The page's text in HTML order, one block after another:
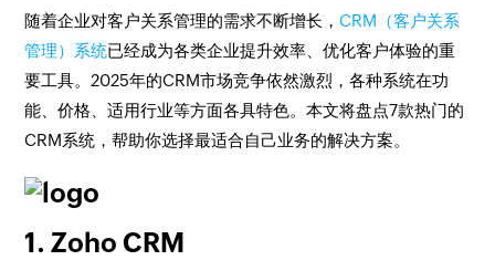
随着企业对客户关系管理的需求不断增长，CRM（客户关系
管理）系统已经成为各类企业提升效率、优化客户体验的重
要工具。2025年的CRM市场竞争依然激烈，各种系统在功
能、价格、适用行业等方面各具特色。本文将盘点7款热门的
CRM系统，帮助你选择最适合自己业务的解决方案。
1. Zoho CRM